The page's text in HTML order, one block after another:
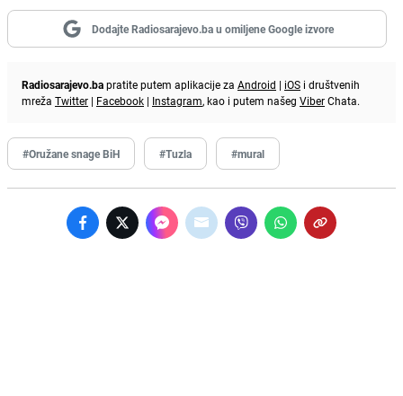
Dodajte Radiosarajevo.ba u omiljene Google izvore
Radiosarajevo.bapratite putem aplikacije za Android | iOS i društvenih
mreža Twitter | Facebook | Instagram, kao i putem našeg ViberChata.
#Oružane snage BiH #Tuzla #mural